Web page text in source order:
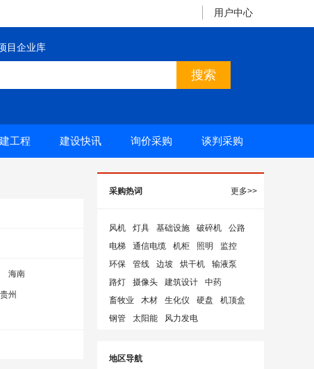
用户中心
目企业库
工程 建设快讯 询价采购 谈判采购
海南
贵州
采购热词 更多>>
风机 灯具 基础设施 破碎机
公路
电梯
通信电缆 机柜 照明
监控
环保
管线 边坡 烘干机
输液泵
路灯
摄像头 建筑设计
中药
畜牧业
木材 生化仪 硬盘
机顶盒
钢管
太阳能 风力发电
地区导航